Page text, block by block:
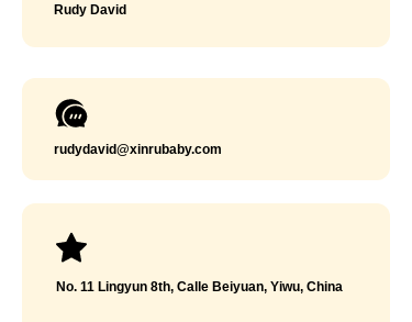
Rudy David
rudydavid@xinrubaby.com
No. 11 Lingyun 8th, Calle Beiyuan, Yiwu, China
Contáctanos